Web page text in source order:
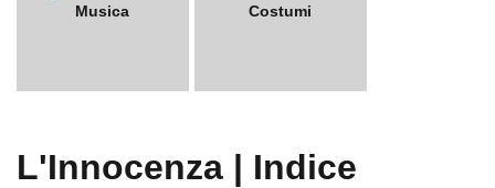
Musica
Costumi
L'Innocenza | Indice